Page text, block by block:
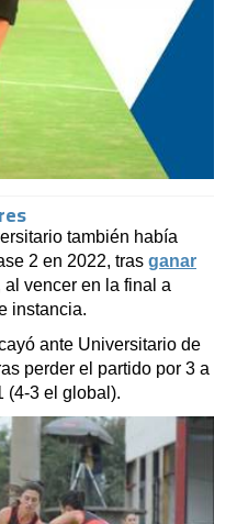
también había
2 en 2022, tras ganar
al vencer en la final a
instancia.
ante Universitario de
perder el partido por 3 a
(4-3 el global).